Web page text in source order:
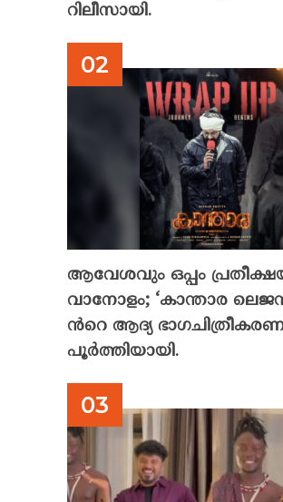
റിലീസായി.
ആവേശവും ഒപ്പം
വാനോളം; ‘കാന്താര
ൻറെ ആദ്യ
പൂർത്തിയായി.